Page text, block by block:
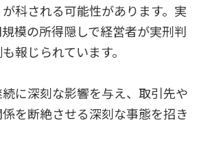
科される可能性があります。実
模の所得隠しで経営者が実刑判
報じられています。
に深刻な影響を与え、取引先や
を断絶させる深刻な事態を招き